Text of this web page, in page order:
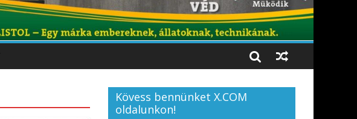
Kövess bennünket X.COM
oldalunkon!